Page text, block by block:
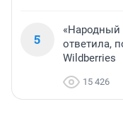
5
«Народный
ответила,
Wildberries
15 426